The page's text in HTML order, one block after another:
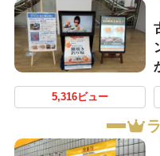
5,316ビュー